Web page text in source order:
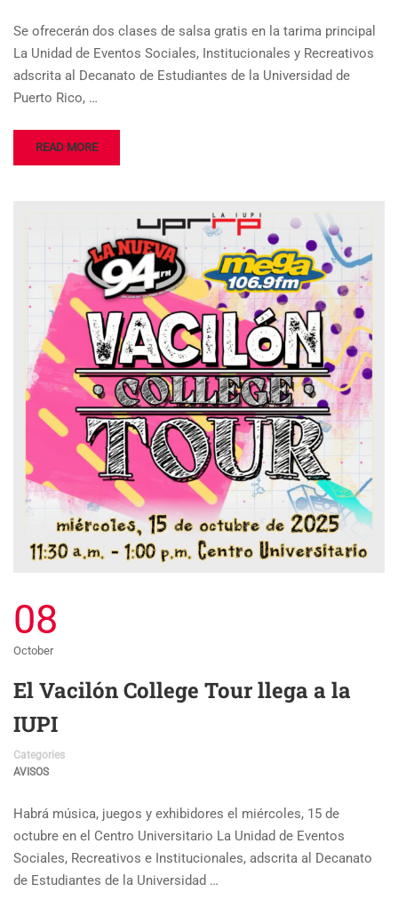
Se ofrecerán dos clases de salsa gratis en la tarima principal
La Unidad de Eventos Sociales, Institucionales y Recreativos
adscrita al Decanato de Estudiantes de la Universidad de
Puerto Rico, …
READ MORE
08
October
El Vacilón College Tour llega a la
IUPI
Categories
AVISOS
Habrá música, juegos y exhibidores el miércoles, 15 de
octubre en el Centro Universitario La Unidad de Eventos
Sociales, Recreativos e Institucionales, adscrita al Decanato
de Estudiantes de la Universidad …